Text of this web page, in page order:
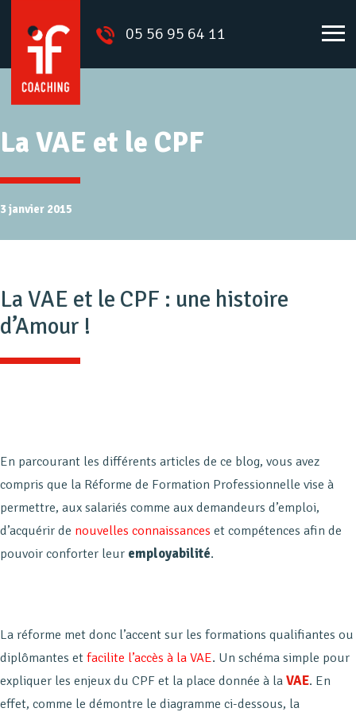
05 56 95 64 11
La VAE et le CPF
3 janvier 2015
La VAE et le CPF : une histoire
d’Amour !
En parcourant les différents articles de ce blog, vous avez
compris que la Réforme de Formation Professionnelle vise à
permettre, aux salariés comme aux demandeurs d’emploi,
d’acquérir de nouvelles connaissances et compétences afin de
pouvoir conforter leur employabilité.
La réforme met donc l’accent sur les formations qualifiantes ou
diplômantes etfacilite l’accès à la VAE. Un schéma simple pour
expliquer les enjeux du CPF et la place donnée à laVAE. En
effet, comme le démontre le diagramme ci-dessous, la